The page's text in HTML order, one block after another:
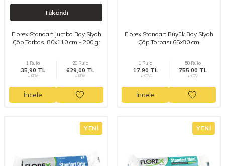
Tükendi
Florex Standart Jumbo Boy Siyah
Çöp Torbası 80x110 cm - 200 gr
1 Rulo
35,90 TL
+ KDV
20 Rulo
629,00 TL
+ KDV
İncele
Florex Standart Büyük Boy Siyah
Çöp Torbası 65x80 cm
1 Rulo
17,90 TL
+ KDV
50 Rulo
755,00 TL
+ KDV
İncele
YENI YENI